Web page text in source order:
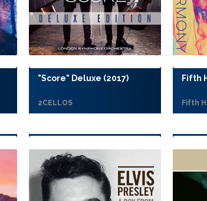
"Score" Deluxe (2017)
2CELLOS
Fifth
Fifth